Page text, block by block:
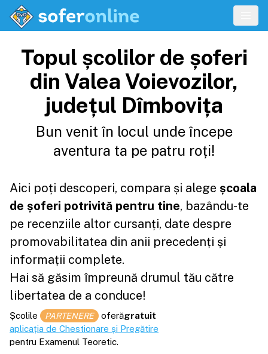
Topul școlilor de șoferi
din Valea Voievozilor,
județul Dîmbovița
Bun venit în locul unde începe
aventura ta pe patru roți!
Aici poți descoperi, compara și alege școala
de șoferi potrivită pentru tine, bazându-te
pe recenziile altor cursanți, date despre
promovabilitatea din anii precedenți și
informații complete.
Hai să găsim împreună drumul tău către
libertatea de a conduce!
Școlile PARTENERE oferăgratuit
aplicația de Chestionare și Pregătire
pentru Examenul Teoretic.